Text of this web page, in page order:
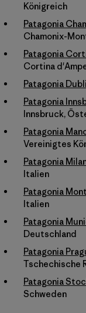
Königreich
Patagonia
Chamonix-
Patagonia
Cortina
Patagonia
Patagonia
Innsbruck,
Patagonia
Vereinigtes
Patagonia
Italien
Patagonia
Italien
Patagonia
Deutschland
Patagonia
Tschechische
Patagonia
Schweden